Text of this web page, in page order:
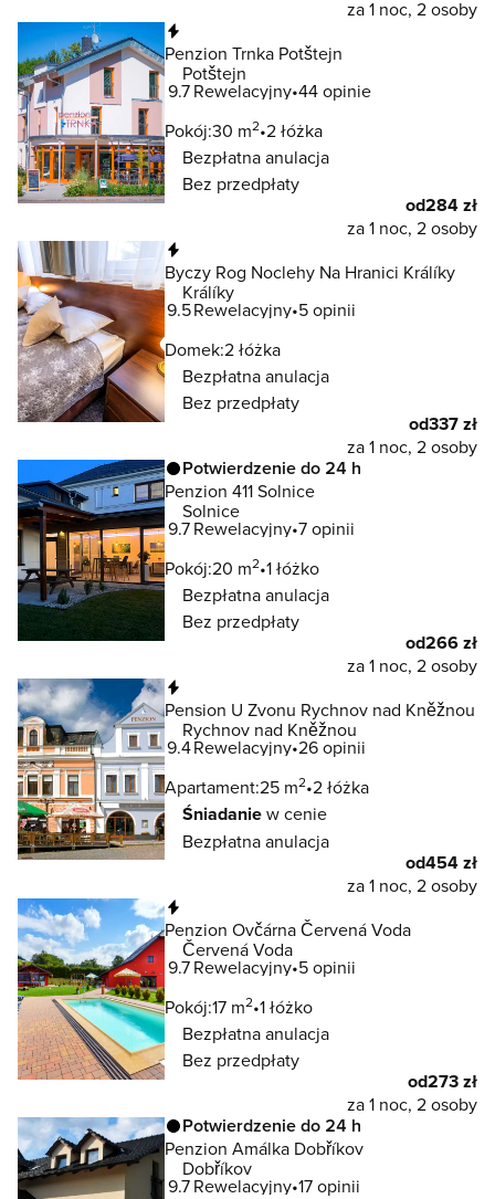
za 1 noc, 2 osoby
Penzion Trnka Potštejn
Potštejn
9.7Rewelacyjny 44 opinie
Pokój:30 m2 2 łóżka
Bezpłatna anulacja
Bez przedpłaty
od284 zł
za 1 noc, 2 osoby
Byczy Rog Noclehy Na Hranici Králíky
Králíky
9.5Rewelacyjny 5 opinii
Domek:2 łóżka
Bezpłatna anulacja
Bez przedpłaty
od337 zł
za 1 noc, 2 osoby
Potwierdzenie do 24 h
Penzion 411 Solnice
Solnice
9.7Rewelacyjny 7 opinii
Pokój:20 m2 1 łóżko
Bezpłatna anulacja
Bez przedpłaty
od266 zł
za 1 noc, 2 osoby
Pension U Zvonu Rychnov nad Kněžnou
Rychnov nad Kněžnou
9.4Rewelacyjny 26 opinii
Apartament:25 m2 2 łóżka
Śniadaniew cenie
Bezpłatna anulacja
od454 zł
za 1 noc, 2 osoby
Penzion Ovčárna Červená Voda
Červená Voda
9.7Rewelacyjny 5 opinii
Pokój:17 m2 1 łóżko
Bezpłatna anulacja
Bez przedpłaty
od273 zł
za 1 noc, 2 osoby
Potwierdzenie do 24 h
Penzion Amálka Dobříkov
Dobříkov
9.7Rewelacyjny 17 opinii